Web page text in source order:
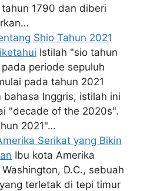
1790 dan diberi
Shio Tahun 2021
Istilah "sio tahun
periode sepuluh
pada tahun 2021
bahasa Inggris, istilah ini
"decade of the 2020s".
2021"…
Serikat yang Bikin
Ibu kota Amerika
D.C., sebuah
terletak di tepi timur